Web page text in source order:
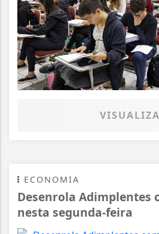
ECONOMIA
Desenrola Adimplentes
nesta segunda-feira